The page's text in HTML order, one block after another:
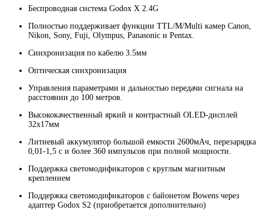
Беспроводная система Godox X 2.4G
Полностью поддерживает функции TTL/M/Multi камер Canon,
Nikon, Sony, Fuji, Olympus, Panasonic и Pentax.
Синхронизация по кабелю 3.5мм
Оптическая синхронизация
Управления параметрами и дальностью передачи сигнала на
расстоянии до 100 метров.
Высококачественный яркий и контрастный OLED-дисплей
32х17мм
Литиевый аккумулятор большой емкости 2600мАч, перезарядка
0,01-1,5 с и более 360 импульсов при полной мощности.
Поддержка светомодификаторов с круглым магнитным
креплением
Поддержка светомодификаторов с байонетом Bowens через
адаптер Godox S2 (приобретается дополнительно)